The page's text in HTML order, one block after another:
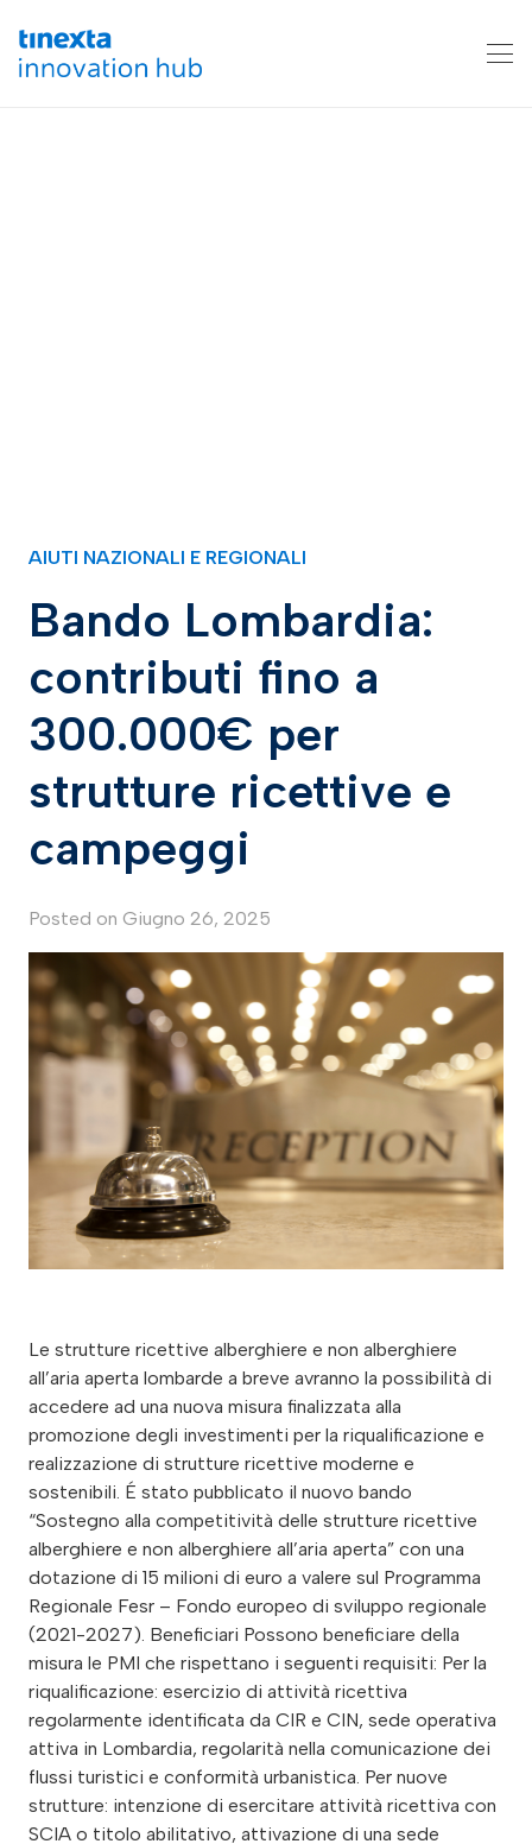
AIUTI NAZIONALI E REGIONALI
Bando Lombardia:
contributi fino a
300.000€ per
strutture ricettive e
campeggi
Posted on Giugno 26, 2025
Le strutture ricettive alberghiere e non alberghiere
all’aria aperta lombarde a breve avranno la possibilità di
accedere ad una nuova misura finalizzata alla
promozione degli investimenti per la riqualificazione e
realizzazione di strutture ricettive moderne e
sostenibili. É stato pubblicato il nuovo bando
“Sostegno alla competitività delle strutture ricettive
alberghiere e non alberghiere all’aria aperta” con una
dotazione di 15 milioni di euro a valere sul Programma
Regionale Fesr – Fondo europeo di sviluppo regionale
(2021-2027). Beneficiari Possono beneficiare della
misura le PMI che rispettano i seguenti requisiti: Per la
riqualificazione: esercizio di attività ricettiva
regolarmente identificata da CIR e CIN, sede operativa
attiva in Lombardia, regolarità nella comunicazione dei
flussi turistici e conformità urbanistica. Per nuove
strutture: intenzione di esercitare attività ricettiva con
SCIA o titolo abilitativo, attivazione di una sede